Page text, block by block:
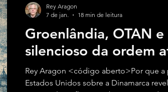
Groenlândia, OTAN
silencioso da ordem
Rey Aragon <código aberto>Por que a
Estados Unidos sobre a Dinamarca
Rey Aragon
7 de jan.
18 min de leitura